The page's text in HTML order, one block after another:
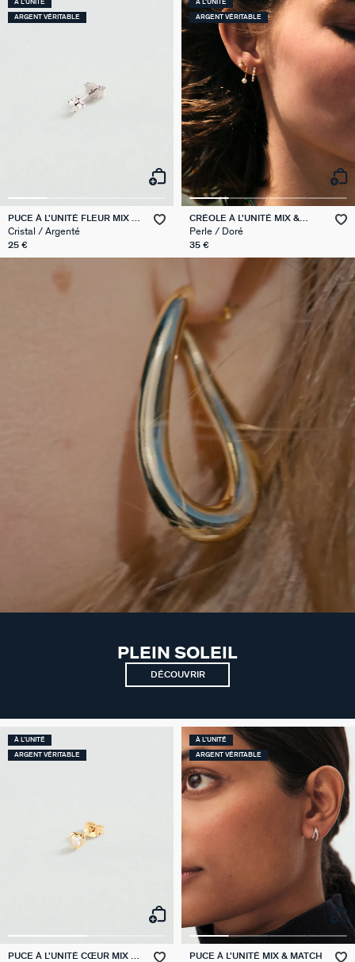
À L'UNITÉ
ARGENT VÉRITABLE
PUCE À L'UNITÉ FLEUR MIX &
MATCH
Cristal / Argenté
25 €
À L'UNITÉ
ARGENT VÉRITABLE
CRÉOLE À L'UNITÉ MIX &
MATCH
Perle / Doré
35 €
PLEIN SOLEIL
DÉCOUVRIR
À L'UNITÉ
ARGENT VÉRITABLE
PUCE À L'UNITÉ CŒUR MIX &
À L'UNITÉ
ARGENT VÉRITABLE
PUCE À L'UNITÉ MIX & MATCH